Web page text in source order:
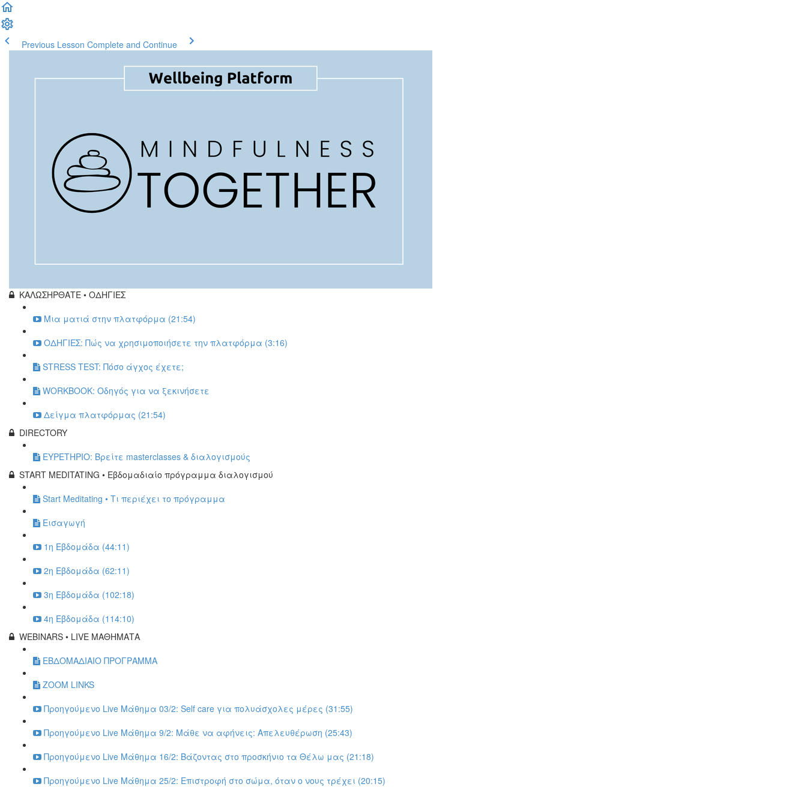
Previous Lesson Complete and Continue
ΚΑΛΩΣΗΡΘΑΤΕ • ΟΔΗΓΙΕΣ
Μια ματιά στην πλατφόρμα (21:54)
ΟΔΗΓΙΕΣ: Πώς να χρησιμοποιήσετε την πλατφόρμα (3:16)
STRESS TEST: Πόσο άγχος έχετε;
WORKBOOK: Οδηγός για να ξεκινήσετε
Δείγμα πλατφόρμας (21:54)
DIRECTORY
ΕΥΡΕΤΗΡΙΟ: Βρείτε masterclasses & διαλογισμούς
START MEDITATING • Εβδομαδιαίο πρόγραμμα διαλογισμού
Start Meditating • Τι περιέχει το πρόγραμμα
Εισαγωγή
1η Εβδομάδα (44:11)
2η Εβδομάδα (62:11)
3η Εβδομάδα (102:18)
4η Εβδομάδα (114:10)
WEBINARS • LIVE ΜΑΘΗΜΑΤΑ
ΕΒΔΟΜΑΔΙΑΙΟ ΠΡΟΓΡΑΜΜΑ
ZOOM LINKS
Προηγούμενο Live Μάθημα 03/2: Self care για πολυάσχολες μέρες (31:55)
Προηγούμενο Live Μάθημα 9/2: Μάθε να αφήνεις: Απελευθέρωση (25:43)
Προηγούμενο Live Μάθημα 16/2: Βάζοντας στο προσκήνιο τα Θέλω μας (21:18)
Προηγούμενο Live Μάθημα 25/2: Επιστροφή στο σώμα, όταν ο νους τρέχει (20:15)